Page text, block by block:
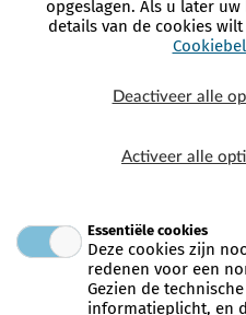
Home
opgeslagen. Als u later
details van de cookies
Deactiveer alle
Activeer alle
Essentiële cookies
Deze cookies zijn
redenen voor een
Gezien de
informatieplicht, en